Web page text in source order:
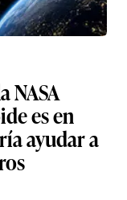
NASA
es en
ayudar a